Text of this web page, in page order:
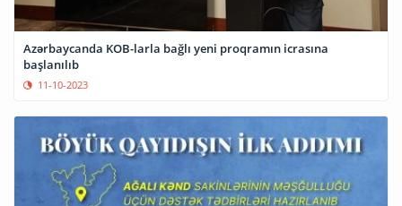
Azərbaycanda KOB-larla bağlı yeni proqramın icrasına
başlanılıb
11-10-2023